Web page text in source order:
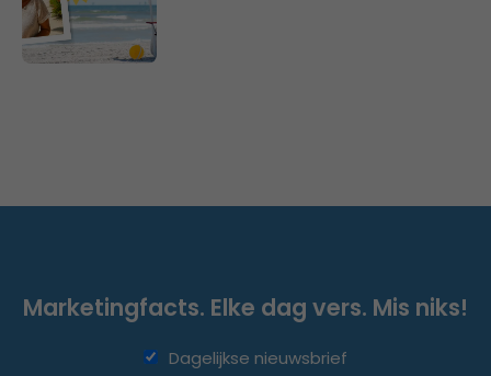
Marketingfacts. Elke dag vers. Mis niks!
Dagelijkse nieuwsbrief